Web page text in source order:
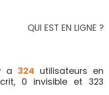
QUI EST EN LIGNE ?
a 324 utilisateurs en
0 invisible et 323